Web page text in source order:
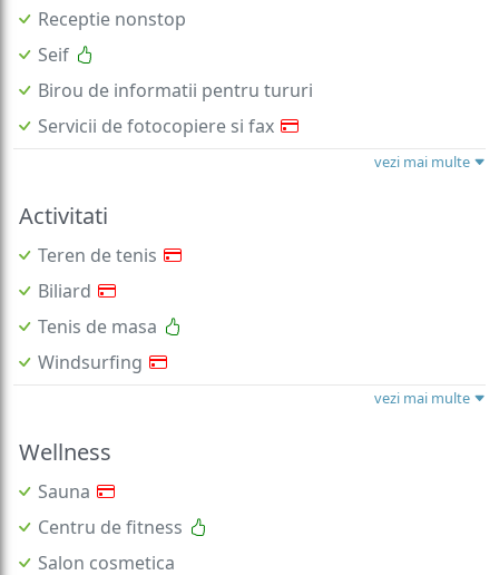
Receptie nonstop
Seif
Birou de informatii pentru tururi
Servicii de fotocopiere si fax
vezi mai multe
Activitati
Teren de tenis
Biliard
Tenis de masa
Windsurfing
vezi mai multe
Wellness
Sauna
Centru de fitness
Salon cosmetica